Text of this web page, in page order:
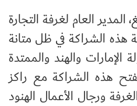
العام لغرفة التجارة
هذه الشراكة في ظل متانة
الإمارات والهند والممتدة
هذه الشراكة مع راكز
ورجال الأعمال الهنود